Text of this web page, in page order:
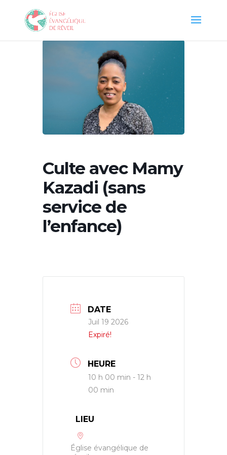
Culte avec Mamy
Kazadi (sans
service de
l’enfance)
DATE
Juil 19 2026
Expiré!
HEURE
10 h 00 min - 12 h
00 min
LIEU
Église évangélique de